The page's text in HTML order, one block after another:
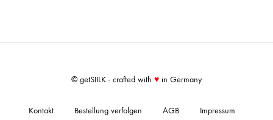
© getSIILK - crafted with ♥ in Germany
Kontakt Bestellung verfolgen AGB Impressum